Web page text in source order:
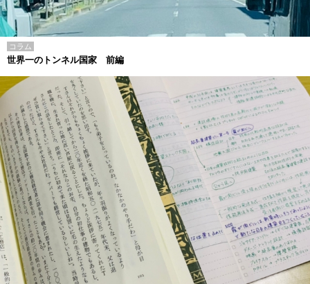
コラム
世界一のトンネル国家 前編